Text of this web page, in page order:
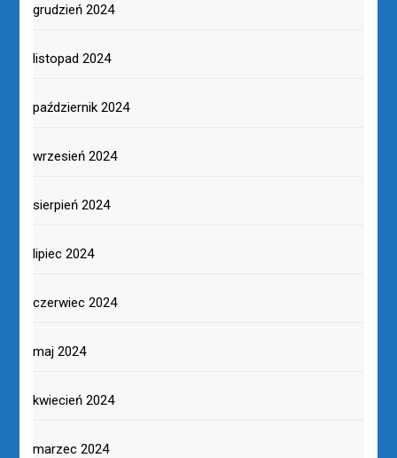
grudzień 2024
listopad 2024
październik 2024
wrzesień 2024
sierpień 2024
lipiec 2024
czerwiec 2024
maj 2024
kwiecień 2024
marzec 2024